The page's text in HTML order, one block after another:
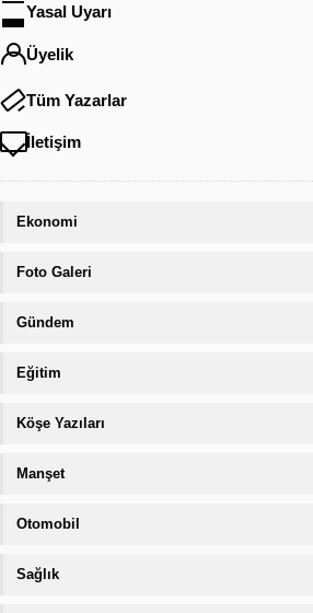
Yasal Uyarı
Üyelik
Tüm Yazarlar
İletişim
Ekonomi
Foto Galeri
Gündem
Eğitim
Köşe Yazıları
Manşet
Otomobil
Sağlık